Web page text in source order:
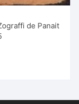
de Panait